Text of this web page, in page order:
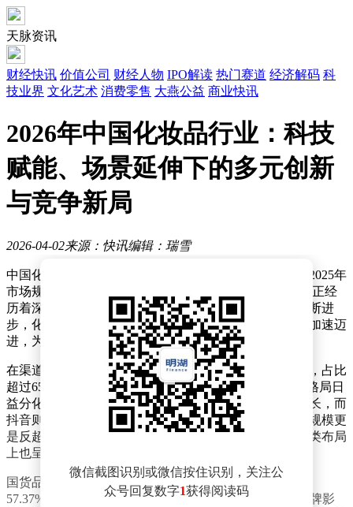
天脉资讯
财经快讯 价值公司 财经人物 IPO解读 热门赛道 经济解码 科
技业界 文化艺术 消费零售 大燕公益 商业快讯
2026年中国化妆品行业：科技
赋能、场景延伸下的多元创新
与竞争新局
2026-04-02来源：快讯编辑：瑞雪
中国化妆品市场在近年来持续展现出强劲的发展动力，2025年
市场规模已攀升至1.1万亿元，行业在稳健增长的同时，正经
历着深刻的变革。随着消费需求的不断升级和科技的不断进
步，化妆品市场正朝着精准化、场景化、科技化等方向加速迈
进，为行业带来新的增长点和竞争格局。
在渠道布局上，线上市场已成为化妆品销售的核心阵地，占比
超过65%，规模达到7200亿元。各电商平台之间的竞争格局日
益分化，淘天平台进入存量竞争阶段，京东保持稳健增长，而
抖音则成为国货品牌的主导平台。拼多多在美妆领域的规模更
是反超快手，显示出下沉市场的巨大潜力。各平台在品类布局
上也呈现出差异化特征，满足了不同消费群体的需求。
国货品牌在市场中的表现尤为抢眼，市场份额攀升至
57.37%，珀莱雅、毛戈平等品牌凭借卓越的产品力和品牌影
微信截图识别或微信按住识别，关注公
众号回复数字1获得阅读码